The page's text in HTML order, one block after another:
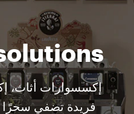
إكسسوارات أثاث،
فريدة تضفي سحرًا